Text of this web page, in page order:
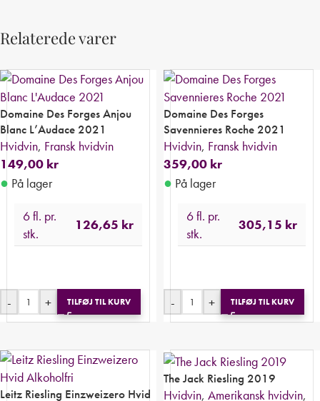
Relaterede varer
Domaine Des Forges Anjou
Blanc L’Audace 2021
Hvidvin, Fransk hvidvin
149,00 kr
● På lager
6 fl. pr.
stk.
126,65 kr
- + TILFØJ TIL KURV
Domaine Des Forges
Savennieres Roche 2021
Hvidvin, Fransk hvidvin
359,00 kr
● På lager
6 fl. pr.
stk.
305,15 kr
- + TILFØJ TIL KURV
Leitz Riesling Einzweizero Hvid
The Jack Riesling 2019
Hvidvin, Amerikansk hvidvin,